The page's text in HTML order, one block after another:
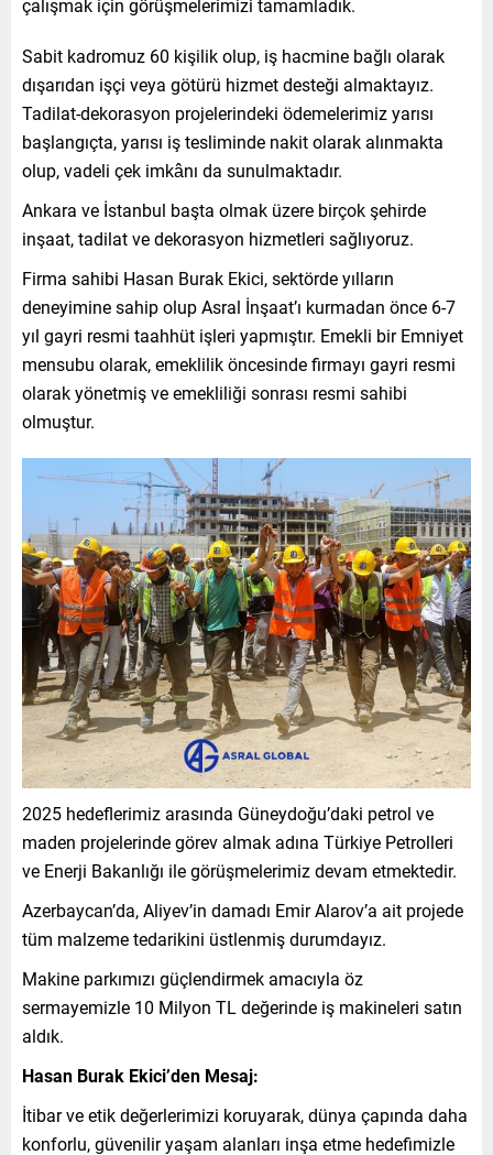
Sabit kadromuz 60 kişilik olup, iş hacmine bağlı olarak
dışarıdan işçi veya götürü hizmet desteği almaktayız.
Tadilat-dekorasyon projelerindeki ödemelerimiz yarısı
başlangıçta, yarısı iş tesliminde nakit olarak alınmakta
olup, vadeli çek imkânı da sunulmaktadır.
Ankara ve İstanbul başta olmak üzere birçok şehirde
inşaat, tadilat ve dekorasyon hizmetleri sağlıyoruz.
Firma sahibi Hasan Burak Ekici, sektörde yılların
deneyimine sahip olup Asral İnşaat’ı kurmadan önce 6-7
yıl gayri resmi taahhüt işleri yapmıştır. Emekli bir Emniyet
mensubu olarak, emeklilik öncesinde firmayı gayri resmi
olarak yönetmiş ve emekliliği sonrası resmi sahibi
olmuştur.
2025 hedeflerimiz arasında Güneydoğu’daki petrol ve
maden projelerinde görev almak adına Türkiye Petrolleri
ve Enerji Bakanlığı ile görüşmelerimiz devam etmektedir.
Azerbaycan’da, Aliyev’in damadı Emir Alarov’a ait projede
tüm malzeme tedarikini üstlenmiş durumdayız.
Makine parkımızı güçlendirmek amacıyla öz
sermayemizle 10 Milyon TL değerinde iş makineleri satın
aldık.
Hasan Burak Ekici’den Mesaj:
İtibar ve etik değerlerimizi koruyarak, dünya çapında daha
konforlu, güvenilir yaşam alanları inşa etme hedefimizle